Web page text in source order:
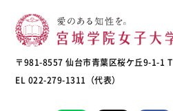
〒981-8557 仙台市青葉区桜ケ丘9-1-1 T
EL 022-279-1311（代表）